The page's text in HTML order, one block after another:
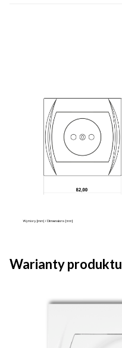
Warianty produktu